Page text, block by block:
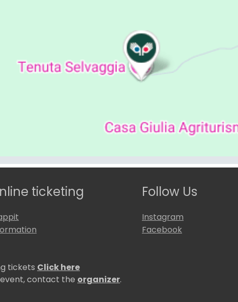
ticketing Follow Us
Instagram
Facebook
tickets Click here
contact the organizer.